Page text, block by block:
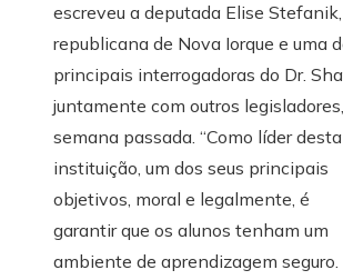
escreveu a deputada Elise Stefanik,
republicana de Nova Iorque e uma
principais interrogadoras do Dr.
juntamente com outros
semana passada. “Como líder desta
instituição, um dos seus principais
objetivos, moral e legalmente, é
garantir que os alunos tenham um
ambiente de aprendizagem seguro.